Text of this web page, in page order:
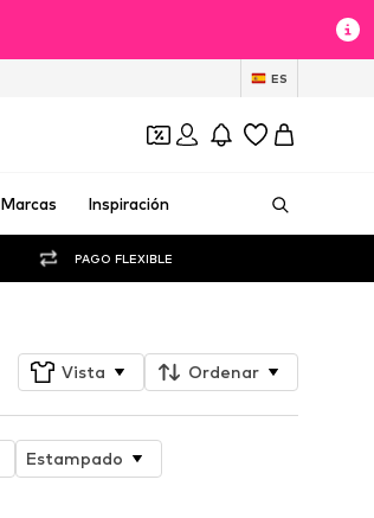
ES
Marcas Inspiración
PAGO FLEXIBLE
Vista Ordenar
Estampado